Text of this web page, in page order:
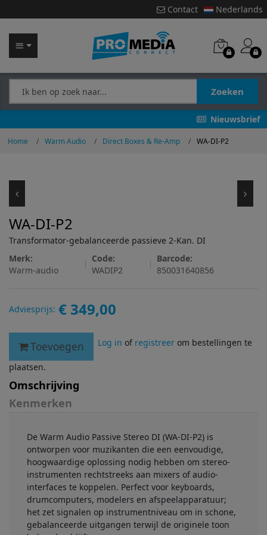
Contact Nederlands
Zoeken
Nieuwsbrief
Home Warm Audio Direct Boxes & Re-Amp WA-DI-P2
WA-DI-P2
Transformator-gebalanceerde passieve 2-Kan. DI
Merk:
Warm-audio
Code:
WADIP2
Barcode:
850031640856
Adviesprijs: € 349,00
Toevoegen Log in of registreerom bestellingen te
plaatsen.
Omschrijving
Kenmerken
De Warm Audio Passive Stereo DI (WA-DI-P2) is
ontworpen voor muzikanten die een eenvoudige,
hoogwaardige oplossing nodig hebben om stereo-
instrumenten rechtstreeks aan mixers of audio-
interfaces te koppelen. Perfect voor keyboards,
drumcomputers, modelers en afspeelapparatuur;
het zet signalen op instrumentniveau om in schone,
gebalanceerde uitgangen terwijl de originele toon